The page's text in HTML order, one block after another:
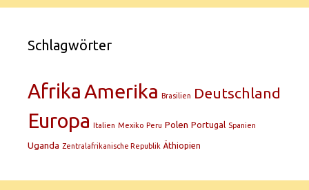
Schlagwörter
Afrika Amerika Brasilien Deutschland
Europa Italien Mexiko Peru Polen Portugal Spanien
Uganda Zentralafrikanische Republik Äthiopien